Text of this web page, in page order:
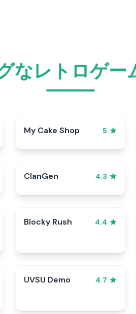
なレトロゲー
My Cake Shop 5
ClanGen 4.3
Blocky Rush 4.4
UVSU Demo 4.7